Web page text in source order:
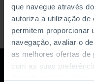
que navegue através
autoriza a utilização de
permitem proporcionar
navegação, avaliar o
as melhores ofertas de
com as suas